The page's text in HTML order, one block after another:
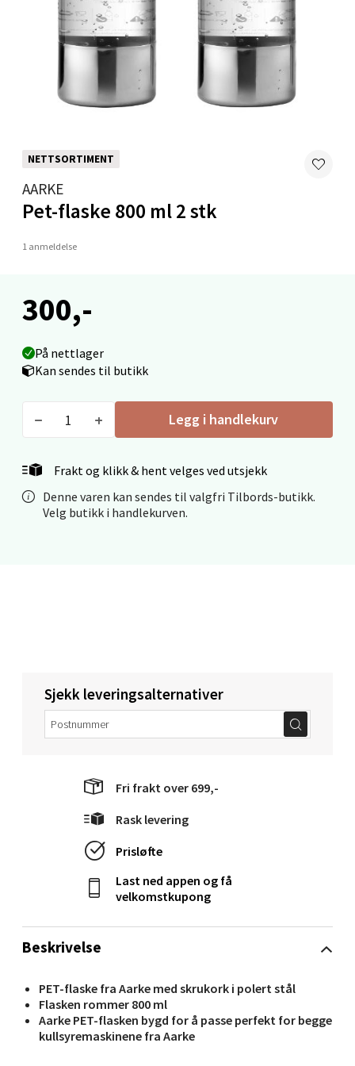
NETTSORTIMENT
AARKE
Pet-flaske 800 ml 2 stk
1 anmeldelse
300,-
På nettlager
Kan sendes til butikk
Legg i handlekurv
Frakt og klikk & hent velges ved utsjekk
Denne varen kan sendes til valgfri Tilbords-butikk.
Velg butikk i handlekurven.
Beskrivelse
PET-flaske fra Aarke med skrukork i polert stål
Flasken rommer 800 ml
Aarke PET-flasken bygd for å passe perfekt for begge
kullsyremaskinene fra Aarke
Sjekk leveringsalternativer
Fri frakt over 699,-
Rask levering
Prisløfte
Last ned appen og få
velkomstkupong
Mandal - Alti Mandal
Skarvøyveien 55, 4517 Mandal
Åpent i dag 10-20
0 i butikk
Mo i Rana - Thon Senter Mo i Rana
Fridtjof Nansensgate 22, 8622 Mo i Rana
Ålesund - Thon Senter Moa
Åpent i dag 10-20
0 i butikk
Velg
Narvik - Thon Senter Malmporten
Bolagsgata 1, 8514 Narvik
0 i butikk
Bergen - Oasen Senter